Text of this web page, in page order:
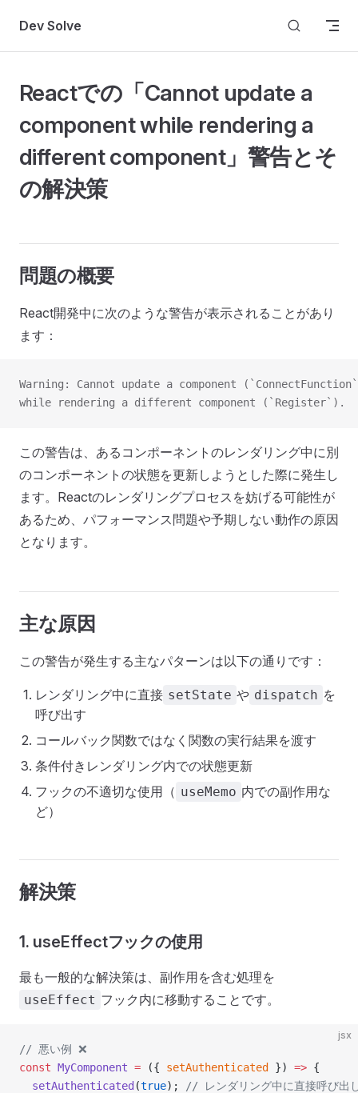
Skip to content
Dev Solve
Reactでの「Cannot update a
component while rendering a
different component」警告とそ
の解決策
問題の概要
React開発中に次のような警告が表示されることがあり
ます：
Warning: Cannot update a component
while rendering a different component (`Register`).
この警告は、あるコンポーネントのレンダリング中に別
のコンポーネントの状態を更新しようとした際に発生し
ます。Reactのレンダリングプロセスを妨げる可能性が
あるため、パフォーマンス問題や予期しない動作の原因
となります。
主な原因
この警告が発生する主なパターンは以下の通りです：
レンダリング中に直接 setState や dispatch を
呼び出す
コールバック関数ではなく関数の実行結果を渡す
条件付きレンダリング内での状態更新
フックの不適切な使用（ useMemo 内での副作用な
ど）
解決策
1. useEffectフックの使用
最も一般的な解決策は、副作用を含む処理を
useEffect フック内に移動することです。
jsx
// 悪い例 ❌
const MyComponent = ({ setAuthenticated }) => {
  setAuthenticated
(true); // レンダリング中に直接呼び出